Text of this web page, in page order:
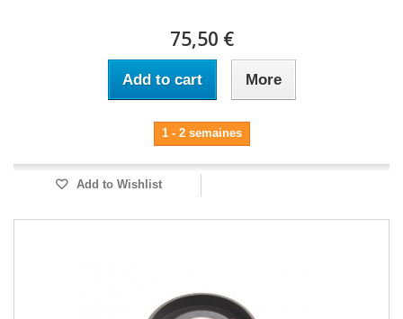
75,50 €
Add to cart More
1 - 2 semaines
Add to Wishlist